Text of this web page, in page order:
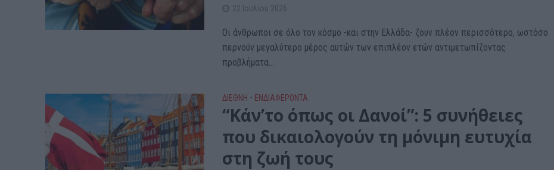
22 Ιουλίου 2026
Oι άνθρωποι σε όλο τον κόσμο -και στην Ελλάδα- ζουν πλέον περισσότερο, ωστόσο
περνούν μεγαλύτερο μέρος αυτών των επιπλέον ετών αντιμετωπίζοντας
προβλήματα...
ΔΙΕΘΝΗ • ΕΝΔΙΑΦΕΡΟΝΤΑ
“Κάν’το όπως οι Δανοί”: 5 συνήθειες
που δικαιολογούν τη μόνιμη ευτυχία
στη ζωή τους